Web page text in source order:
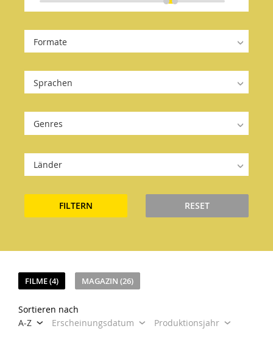
Formate
Sprachen
Genres
Länder
FILTERN RESET
FILME (4) MAGAZIN (26)
Sortieren nach
A-Z
Erscheinungsdatum Produktionsjahr